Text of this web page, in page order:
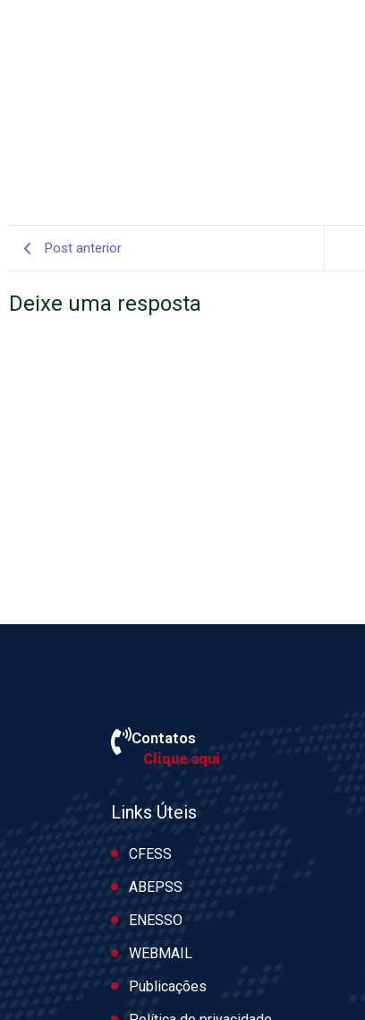
Post anterior
Deixe uma resposta
Contatos
Clique aqui
Links Úteis
CFESS
ABEPSS
ENESSO
WEBMAIL
Publicações